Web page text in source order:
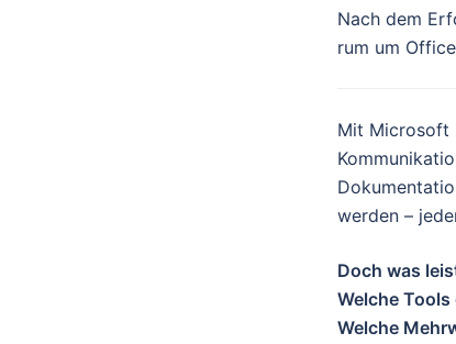
Nach dem
rum um
Mit Microsoft
werden –
Doch was
Welche
Welche